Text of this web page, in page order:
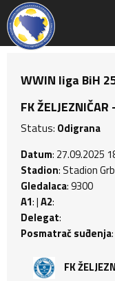
WWIN liga BiH
FK
Status: Odigrana
Datum: 27.09.2025
Stadion: Stadion
Gledalaca: 9300
A1: |A2:
Delegat:
Posmatrač suđenja:
FK